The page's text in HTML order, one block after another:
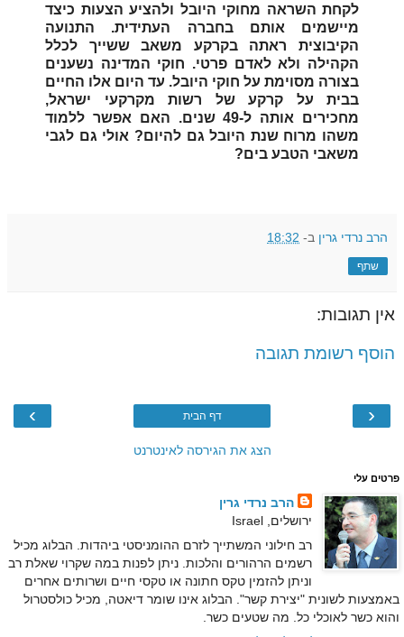
לקחת השראה מחוקי היובל ולהציע הצעות כיצד
מיישמים אותם בחברה העתידית. התנועה
הקיבוצית ראתה בקרקע משאב ששייך לכלל
הקהילה ולא לאדם פרטי. חוקי המדינה נשענים
בצורה מסוימת על חוקי היובל. עד היום אלו החיים
בבית על קרקע של רשות מקרקעי ישראל,
מחכירים אותה ל-49 שנים. האם אפשר ללמוד
משהו מרוח שנת היובל גם להיום? אולי גם לגבי
משאבי הטבע בים?
הרב נרדי גרין ב- 18:32
שתף
אין תגובות:
הוסף רשומת תגובה
‹
› דף הבית
הצג את הגירסה לאינטרנט
פרטים עלי
הרב נרדי גרין
ירושלים, Israel
רב חילוני המשתייך לזרם ההומניסטי ביהדות. הבלוג מכיל
רשמים הרהורים והלכות. ניתן לפנות במה שקרוי שאלת רב
וניתן להזמין טקס חתונה או טקסי חיים ושרותים אחרים
באמצעות לשונית "יצירת קשר". הבלוג אינו שומר דיאטה, מכיל כולסטרול
והוא כשר לאוכלי כל. מה שטעים כשר.